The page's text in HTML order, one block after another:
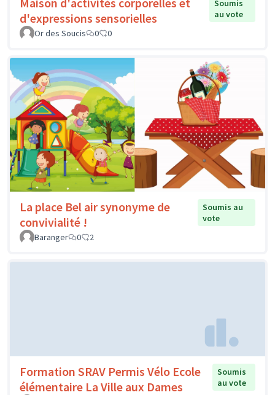
d'expressions sensorielles
Soumis
au vote
Or des Soucis
0 0
La place Bel air synonyme de
convivialité !
Soumis au
vote
Baranger
0 2
Formation SRAV Permis Vélo Ecole
élémentaire La Ville aux Dames
Soumis
au vote